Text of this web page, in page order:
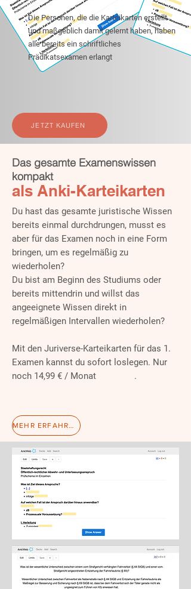
Die Personen, die die Karteikarten erstellt
und maßgeblich damit gelernt haben, haben
alle bereits ein schriftliches
Prädikatsexamen erlangt
JETZT KAUFEN
Das gesamte Examenswissen
kompakt
als Anki-Karteikarten
Du hast das gesamte juristische Wissen
bereits einmal durchdrungen, musst es
aber für das Examen noch in eine Form
bringen, um es regelmäßig zu
wiederholen?
Du bist am Beginn des Studiums oder
bereits mittendrin und willst das
angeeignete Wissen direkt in
regelmäßigen Intervallen wiederholen?
Mit den Juriverse-Karteikarten für das 1.
Examen kannst du sofort loslegen. Nur
noch 14,99 € / Monat .
MEHR ERFAHREN